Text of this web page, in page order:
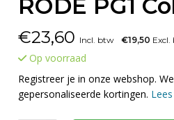
RODE PG1
€23,60 Incl. btw €19,50
Op voorraad
Registreer je in onze webshop.
gepersonaliseerde kortingen.